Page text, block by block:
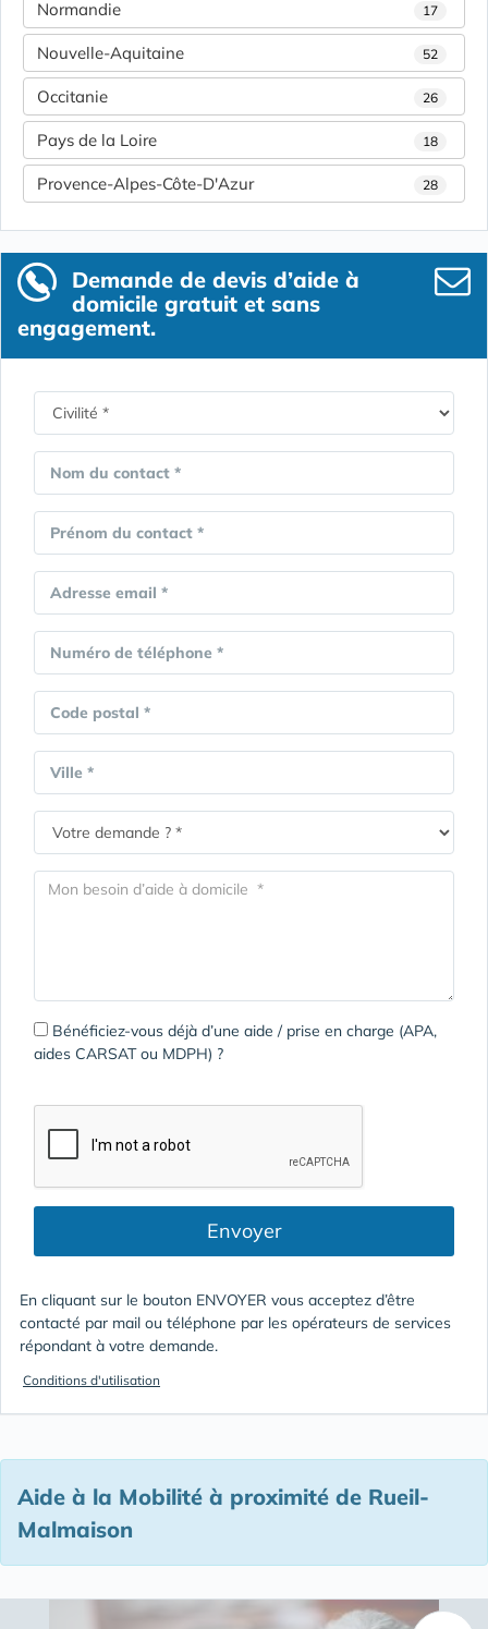
Normandie 17
Nouvelle-Aquitaine 52
Occitanie 26
Pays de la Loire 18
Provence-Alpes-Côte-D'Azur 28
Demande de devis d’aide à
domicile gratuit et sans
engagement.
Nom du contact *
Prénom du contact *
Adresse email *
Numéro de téléphone *
Code postal *
Ville *
Bénéficiez-vous déjà d’une aide / prise en charge (APA,
aides CARSAT ou MDPH) ?
Envoyer
En cliquant sur le bouton ENVOYER vous acceptez d’être
contacté par mail ou téléphone par les opérateurs de services
répondant à votre demande.
Conditions d'utilisation
Aide à la Mobilité à proximité de Rueil-
Malmaison